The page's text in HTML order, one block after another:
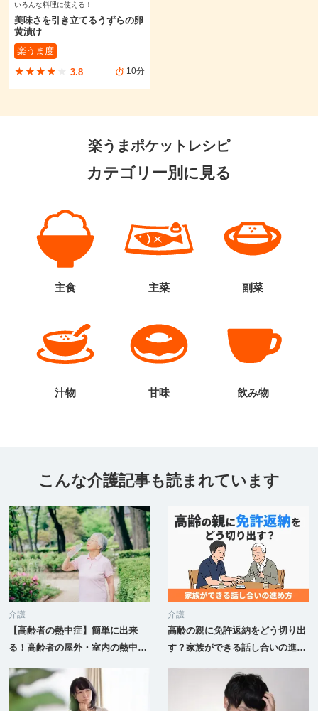
いろんな料理に使える！
美味さを引き立てるうずらの卵
黄漬け
楽うま度
★★★★★
★★★★★ 3.8 10分
楽うまポケットレシピ
カテゴリー別に見る
主食 主菜 副菜
汁物 甘味 飲み物
こんな介護記事も読まれています
介護
【高齢者の熱中症】簡単に出来
る！高齢者の屋外・室内の熱中症
介護
高齢の親に免許返納をどう切り出
す？家族ができる話し合いの進め